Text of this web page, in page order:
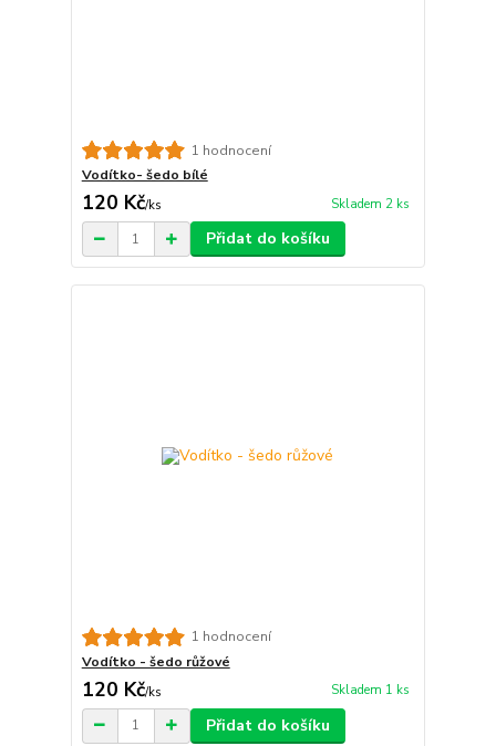
1 hodnocení
Vodítko- šedo bílé
120 Kč/ks Skladem 2 ks
Přidat do košíku
1 hodnocení
Vodítko - šedo růžové
120 Kč/ks Skladem 1 ks
Přidat do košíku